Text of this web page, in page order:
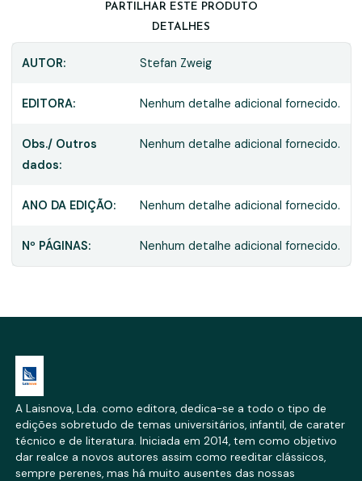
PARTILHAR ESTE PRODUTO
DETALHES
AUTOR: Stefan Zweig
EDITORA: Nenhum detalhe adicional fornecido.
Obs./ Outros
dados:
Nenhum detalhe adicional fornecido.
ANO DA EDIÇÃO: Nenhum detalhe adicional fornecido.
Nº PÁGINAS: Nenhum detalhe adicional fornecido.
A Laisnova, Lda. como editora, dedica-se a todo o tipo de
edições sobretudo de temas universitários, infantil, de carater
técnico e de literatura. Iniciada em 2014, tem como objetivo
dar realce a novos autores assim como reeditar clássicos,
sempre perenes, mas há muito ausentes das nossas